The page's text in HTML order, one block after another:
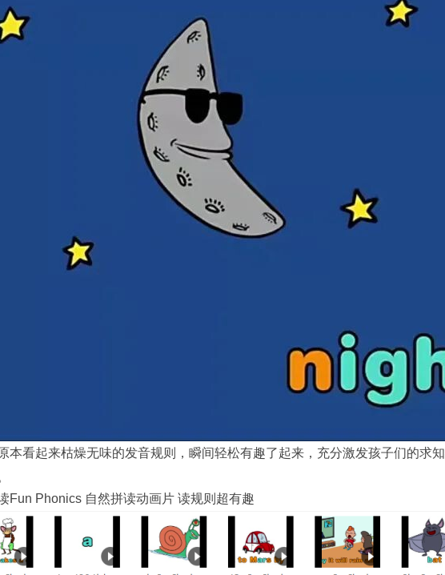
本看起来枯燥无味的发音规则，瞬间轻松有趣了起来，充分激发孩子们的求
Fun Phonics 自然拼读动画片 读规则超有趣